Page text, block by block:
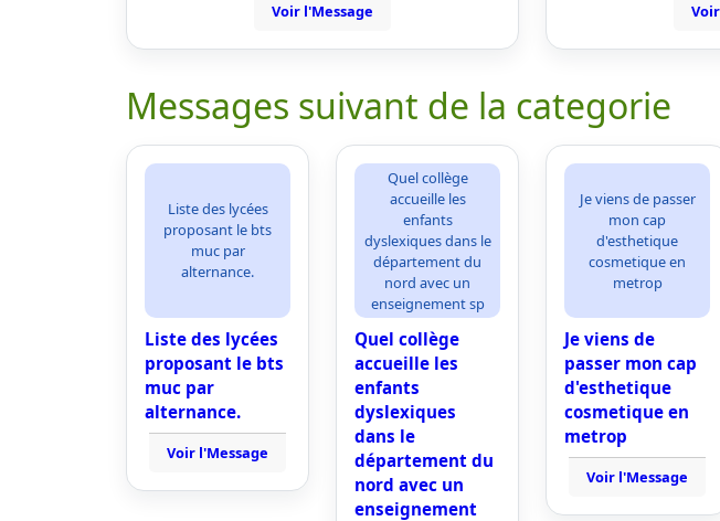
Voir l'Message
Messages suivant de la categorie
Liste des lycées
proposant le bts
muc par
alternance.
Liste des lycées
proposant le bts
muc par
alternance.
Voir l'Message
Quel collège
accueille les
enfants
dyslexiques dans le
département du
nord avec un
enseignement sp
Quel collège
accueille les
enfants
dyslexiques
dans le
département du
nord avec un
enseignement
Je viens de passer
mon cap
d'esthetique
cosmetique en
metrop
Je viens de
passer mon cap
d'esthetique
cosmetique en
metrop
Voir l'Message